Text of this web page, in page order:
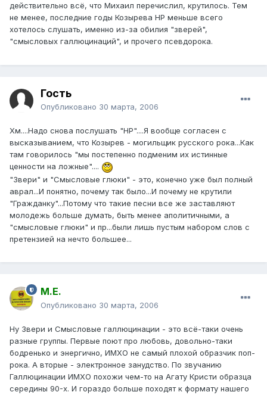
действительно всё, что Михаил перечислил, крутилось. Тем
не менее, последние годы Козырева НР меньше всего
хотелось слушать, именно из-за обилия "зверей",
"смысловых галлюцинаций", и прочего псевдорока.
Гость
Опубликовано 30 марта, 2006
Хм....Надо снова послушать "НР"....Я вообще согласен с
высказыванием, что Козырев - могильщик русского рока...Как
там говорилось "мы постепенно подменим их истинные
ценности на ложные"....
"Звери" и "Смысловые глюки" - это, конечно уже был полный
аврал...И понятно, почему так было...И почему не крутили
"Гражданку"...Потому что такие песни все же заставляют
молодежь больше думать, быть менее аполитичными, а
"смысловые глюки" и пр...были лишь пустым набором слов с
претензией на нечто большее...
М.Е.
Опубликовано 30 марта, 2006
Ну Звери и Смысловые галлюцинации - это всё-таки очень
разные группы. Первые поют про любовь, довольно-таки
бодренько и энергично, ИМХО не самый плохой образчик поп-
рока. А вторые - электронное занудство. По звучанию
Галлюцинации ИМХО похожи чем-то на Агату Кристи образца
середины 90-х. И гораздо больше походят к формату нашего